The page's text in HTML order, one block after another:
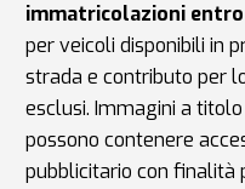
immatricolazioni
per veicoli disponibili in
strada e contributo per
esclusi. Immagini a
possono contenere
pubblicitario con finalità